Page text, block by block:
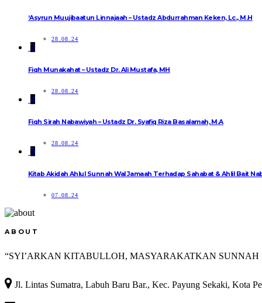
‘Asyrun Muujibaatun Linnajaah – Ustadz Abdurrahman Keken, Lc., M.H
28.08.24
3
Fiqh Munakahat – Ustadz Dr. Ali Mustafa, MH
28.08.24
4
Fiqh Sirah Nabawiyah – Ustadz Dr. Syafiq Riza Basalamah, M.A
28.08.24
5
07.08.24
ABOUT
 Jl. Lintas Sumatra, Labuh Baru Bar., Kec. Payung Sekaki, Kota